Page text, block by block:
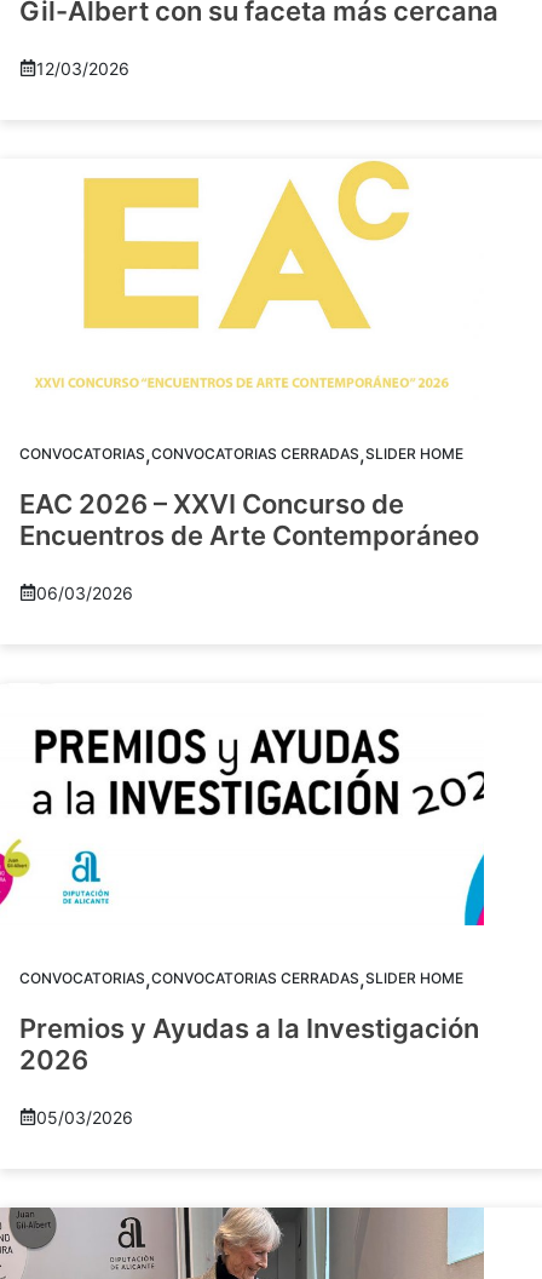
Gil-Albert con su faceta más cercana
12/03/2026
CONVOCATORIAS,CONVOCATORIAS CERRADAS,SLIDER HOME
EAC 2026 – XXVI Concurso de
Encuentros de Arte Contemporáneo
06/03/2026
CONVOCATORIAS,CONVOCATORIAS CERRADAS,SLIDER HOME
Premios y Ayudas a la Investigación
2026
05/03/2026